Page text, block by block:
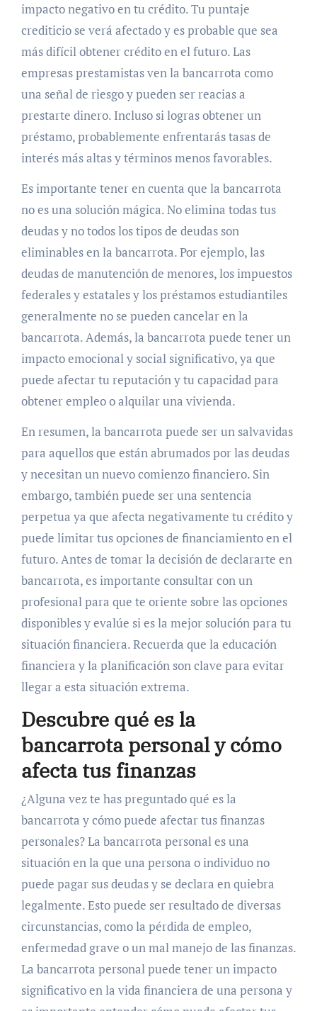
impacto negativo en tu crédito. Tu puntaje
crediticio se verá afectado y es probable que sea
más difícil obtener crédito en el futuro. Las
empresas prestamistas ven la bancarrota como
una señal de riesgo y pueden ser reacias a
prestarte dinero. Incluso si logras obtener un
préstamo, probablemente enfrentarás tasas de
interés más altas y términos menos favorables.
Es importante tener en cuenta que la bancarrota
no es una solución mágica. No elimina todas tus
deudas y no todos los tipos de deudas son
eliminables en la bancarrota. Por ejemplo, las
deudas de manutención de menores, los impuestos
federales y estatales y los préstamos estudiantiles
generalmente no se pueden cancelar en la
bancarrota. Además, la bancarrota puede tener un
impacto emocional y social significativo, ya que
puede afectar tu reputación y tu capacidad para
obtener empleo o alquilar una vivienda.
En resumen, la bancarrota puede ser un salvavidas
para aquellos que están abrumados por las deudas
y necesitan un nuevo comienzo financiero. Sin
embargo, también puede ser una sentencia
perpetua ya que afecta negativamente tu crédito y
puede limitar tus opciones de financiamiento en el
futuro. Antes de tomar la decisión de declararte en
bancarrota, es importante consultar con un
profesional para que te oriente sobre las opciones
disponibles y evalúe si es la mejor solución para tu
situación financiera. Recuerda que la educación
financiera y la planificación son clave para evitar
llegar a esta situación extrema.
Descubre qué es la
bancarrota personal y cómo
afecta tus finanzas
¿Alguna vez te has preguntado qué es la
bancarrota y cómo puede afectar tus finanzas
personales? La bancarrota personal es una
situación en la que una persona o individuo no
puede pagar sus deudas y se declara en quiebra
legalmente. Esto puede ser resultado de diversas
circunstancias, como la pérdida de empleo,
enfermedad grave o un mal manejo de las finanzas.
La bancarrota personal puede tener un impacto
significativo en la vida financiera de una persona y